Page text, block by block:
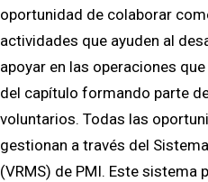
oportunidad de colaborar
actividades que ayuden al
apoyar en las operaciones
del capítulo formando parte
voluntarios. Todas las
gestionan a través del
(VRMS) de PMI. Este sistema